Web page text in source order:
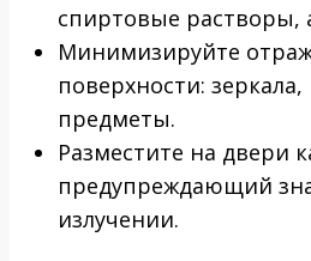
спиртовые растворы,
Минимизируйте
поверхности:
предметы.
Разместите на двери
предупреждающий
излучении.